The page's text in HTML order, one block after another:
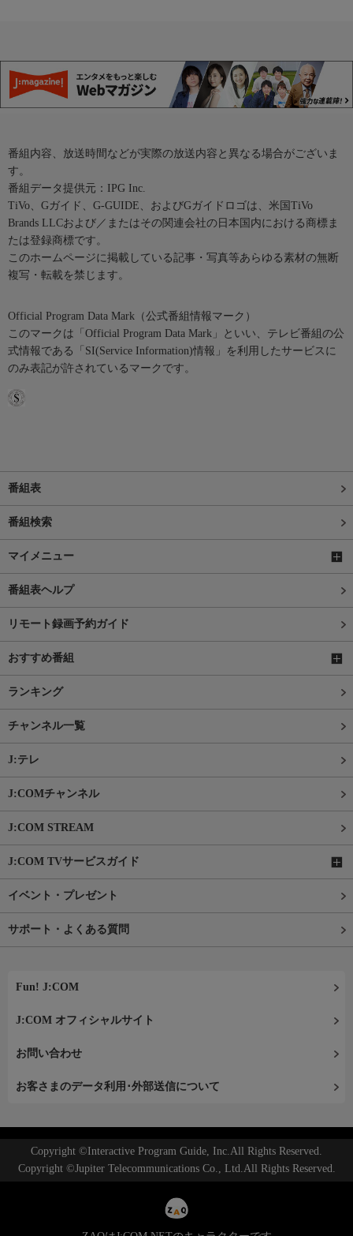
番組内容、放送時間などが実際の放送内容と異なる場合がございま
す。
番組データ提供元：IPG Inc.
TiVo、Gガイド、G-GUIDE、およびGガイドロゴは、米国TiVo
Brands LLCおよび／またはその関連会社の日本国内における商標ま
たは登録商標です。
このホームページに掲載している記事・写真等あらゆる素材の無断
複写・転載を禁じます。
Official Program Data Mark（公式番組情報マーク）
このマークは「Official Program Data Mark」といい、テレビ番組の公
式情報である「SI(Service Information)情報」を利用したサービスに
のみ表記が許されているマークです。
番組表
番組検索
マイメニュー
番組表ヘルプ
リモート録画予約ガイド
おすすめ番組
ランキング
チャンネル一覧
J:テレ
J:COMチャンネル
J:COM STREAM
J:COM TVサービスガイド
イベント・プレゼント
サポート・よくある質問
Fun! J:COM
J:COM オフィシャルサイト
お問い合わせ
お客さまのデータ利用･外部送信について
Copyright ©Interactive Program Guide, Inc.All Rights Reserved.
Copyright ©Jupiter Telecommunications Co., Ltd.All Rights Reserved.